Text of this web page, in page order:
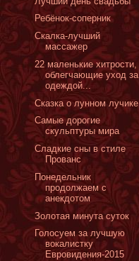
Ребёнок-соперник
Скалка-лучший
массажер
22 маленькие хитрости,
облегчающие уход за
одеждой...
Сказка о лунном лучике
Самые дорогие
скульптуры мира
Сладкие сны в стиле
Прованс
Понедельник
продолжаем с
анекдотом
Золотая минута суток
Голосуем за лучшую
вокалистку
Евровидения-2015